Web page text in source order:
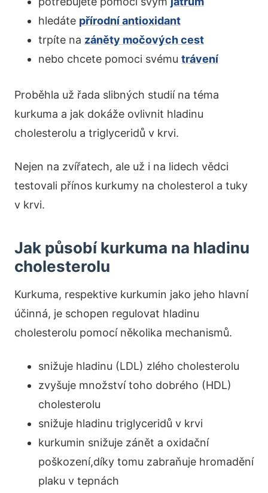
hledáte přírodní antioxidant
trpíte na záněty močových cest
nebo chcete pomoci svému trávení
Proběhla už řada slibných studií na téma
kurkuma a jak dokáže ovlivnit hladinu
cholesterolu a triglyceridů v krvi.
Nejen na zvířatech, ale už i na lidech vědci
testovali přínos kurkumy na cholesterol a tuky
v krvi.
Jak působí kurkuma na hladinu
cholesterolu
Kurkuma, respektive kurkumin jako jeho hlavní
účinná, je schopen regulovat hladinu
cholesterolu pomocí několika mechanismů.
snižuje hladinu (LDL) zlého cholesterolu
zvyšuje množství toho dobrého (HDL)
cholesterolu
snižuje hladinu triglyceridů v krvi
kurkumin snižuje zánět a oxidační
poškození,díky tomu zabraňuje hromadění
plaku v tepnách